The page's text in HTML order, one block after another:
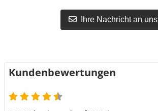
Ihre Nachricht an uns
Kundenbewertungen
4.5 von 5